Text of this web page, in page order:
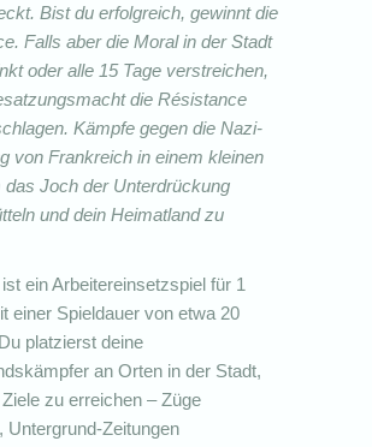
Bist du erfolgreich, gewinnt die
Falls aber die Moral in der Stadt
oder alle 15 Tage verstreichen,
die Résistance
Kämpfe gegen die Nazi-
von Frankreich in einem kleinen
das Joch der Unterdrückung
und dein Heimatland zu
ein Arbeitereinsetzspiel für 1
einer Spieldauer von etwa 20
platzierst deine
an Orten in der Stadt,
zu erreichen – Züge
Untergrund-Zeitungen